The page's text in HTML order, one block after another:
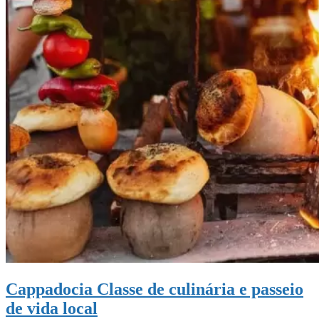
Cappadocia Classe de culinária e passeio
de vida local